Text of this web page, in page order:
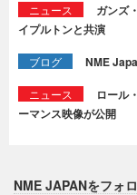
ニュース
ガンズ
イプルトンと共演
ブログ NME
ニュース
ロール
ーマンス映像が公開
NME JAPANをフォ